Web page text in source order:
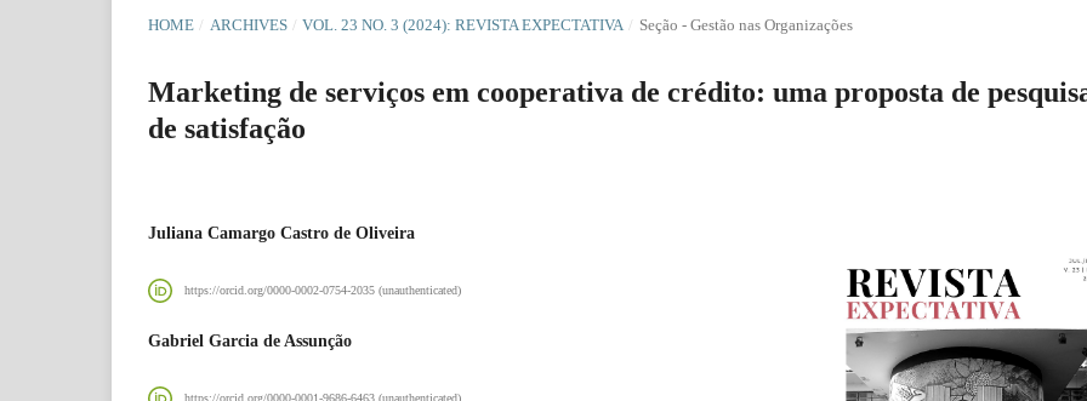
HOME / ARCHIVES / VOL. 23 NO. 3 (2024): REVISTA EXPECTATIVA / Seção - Gestão nas Organizações
Marketing de serviços em cooperativa de crédito: uma proposta de
de satisfação
Juliana Camargo Castro de Oliveira
https://orcid.org/0000-0002-0754-2035 (unauthenticated)
Gabriel Garcia de Assunção
https://orcid.org/0000-0001-9686-6463 (unauthenticated)